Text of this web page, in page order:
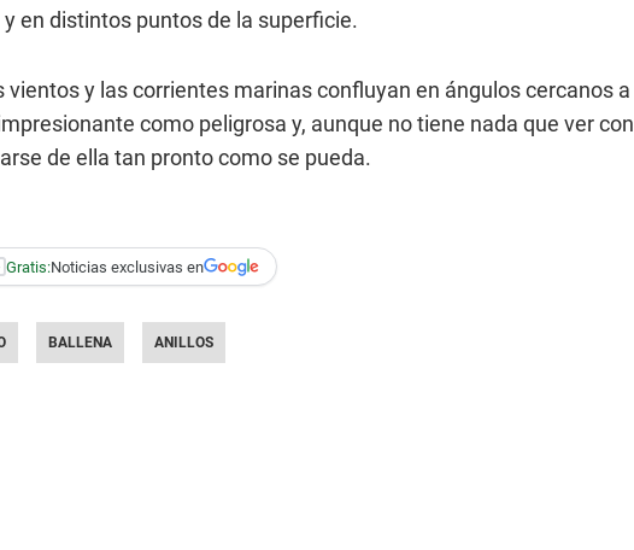
en distintos puntos de la superficie.
vientos y las corrientes marinas confluyan en ángulos cercanos a
como peligrosa y, aunque no tiene nada que ver con
de ella tan pronto como se pueda.
Gratis:Noticias exclusivas en
BALLENA ANILLOS